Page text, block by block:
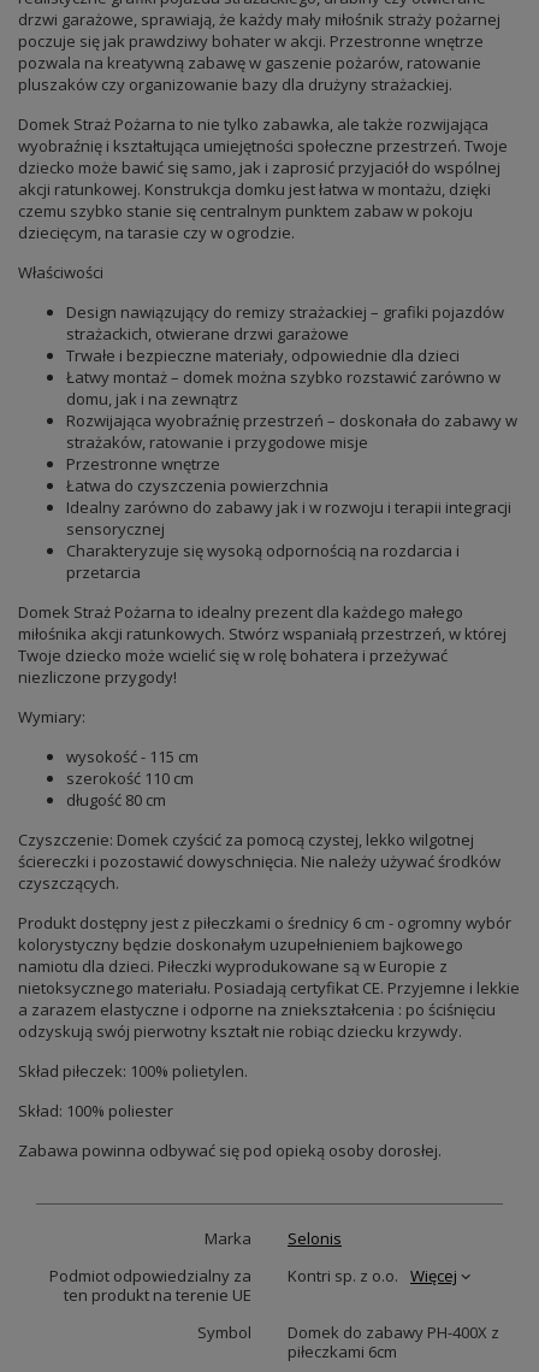
drzwi garażowe, sprawiają, że każdy mały miłośnik straży pożarnej
poczuje się jak prawdziwy bohater w akcji. Przestronne wnętrze
pozwala na kreatywną zabawę w gaszenie pożarów, ratowanie
pluszaków czy organizowanie bazy dla drużyny strażackiej.
Domek Straż Pożarna to nie tylko zabawka, ale także rozwijająca
wyobraźnię i kształtująca umiejętności społeczne przestrzeń. Twoje
dziecko może bawić się samo, jak i zaprosić przyjaciół do wspólnej
akcji ratunkowej. Konstrukcja domku jest łatwa w montażu, dzięki
czemu szybko stanie się centralnym punktem zabaw w pokoju
dziecięcym, na tarasie czy w ogrodzie.
Właściwości
Design nawiązujący do remizy strażackiej – grafiki pojazdów
strażackich, otwierane drzwi garażowe
Trwałe i bezpieczne materiały, odpowiednie dla dzieci
Łatwy montaż – domek można szybko rozstawić zarówno w
domu, jak i na zewnątrz
Rozwijająca wyobraźnię przestrzeń – doskonała do zabawy w
strażaków, ratowanie i przygodowe misje
Przestronne wnętrze
Łatwa do czyszczenia powierzchnia
Idealny zarówno do zabawy jak i w rozwoju i terapii integracji
sensorycznej
Charakteryzuje się wysoką odpornością na rozdarcia i
przetarcia
Domek Straż Pożarna to idealny prezent dla każdego małego
miłośnika akcji ratunkowych. Stwórz wspaniałą przestrzeń, w której
Twoje dziecko może wcielić się w rolę bohatera i przeżywać
niezliczone przygody!
Wymiary:
wysokość - 115 cm
szerokość 110 cm
długość 80 cm
Czyszczenie: Domek czyścić za pomocą czystej, lekko wilgotnej
ściereczki i pozostawić dowyschnięcia. Nie należy używać środków
czyszczących.
Produkt dostępny jest z piłeczkami o średnicy 6 cm - ogromny wybór
kolorystyczny będzie doskonałym uzupełnieniem bajkowego
namiotu dla dzieci. Piłeczki wyprodukowane są w Europie z
nietoksycznego materiału. Posiadają certyfikat CE. Przyjemne i lekkie
a zarazem elastyczne i odporne na zniekształcenia : po ściśnięciu
odzyskują swój pierwotny kształt nie robiąc dziecku krzywdy.
Skład piłeczek: 100% polietylen.
Skład: 100% poliester
Zabawa powinna odbywać się pod opieką osoby dorosłej.
Marka
Selonis
Podmiot odpowiedzialny za
ten produkt na terenie UE
Kontri sp. z o.o. Więcej
Symbol
Domek do zabawy PH-400X z
piłeczkami 6cm